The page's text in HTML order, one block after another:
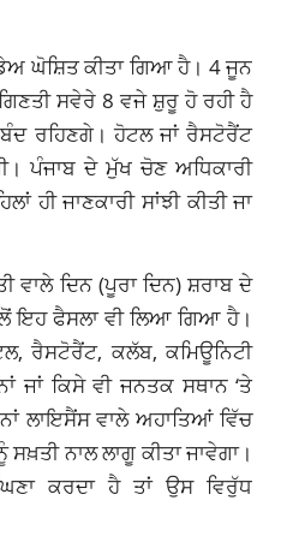
ਘੋਸ਼ਿਤ ਕੀਤਾ ਗਿਆ ਹੈ। 4 ਜੂਨ
ਸਵੇਰੇ 8 ਵਜੇ ਸ਼ੁਰੂ ਹੋ ਰਹੀ ਹੈ
ਰਹਿਣਗੇ। ਹੋਟਲ ਜਾਂ ਰੈਸਟੋਰੈਂਟ
ਪੰਜਾਬ ਦੇ ਮੁੱਖ ਚੋਣ ਅਧਿਕਾਰੀ
ਹੀ ਜਾਣਕਾਰੀ ਸਾਂਝੀ ਕੀਤੀ ਜਾ
ਵਾਲੇ ਦਿਨ (ਪੂਰਾ ਦਿਨ) ਸ਼ਰਾਬ ਦੇ
ਇਹ ਫੈਸਲਾ ਵੀ ਲਿਆ ਗਿਆ ਹੈ।
ਰੈਸਟੋਰੈਂਟ, ਕਲੱਬ, ਕਮਿਊਨਿਟੀ
ਜਾਂ ਕਿਸੇ ਵੀ ਜਨਤਕ ਸਥਾਨ ‘ਤੇ
ਲਾਇਸੈਂਸ ਵਾਲੇ ਅਹਾਤਿਆਂ ਵਿੱਚ
ਨਾਲ ਲਾਗੂ ਕੀਤਾ ਜਾਵੇਗਾ।
ਕਰਦਾ ਹੈ ਤਾਂ ਉਸ ਵਿਰੁੱਧ